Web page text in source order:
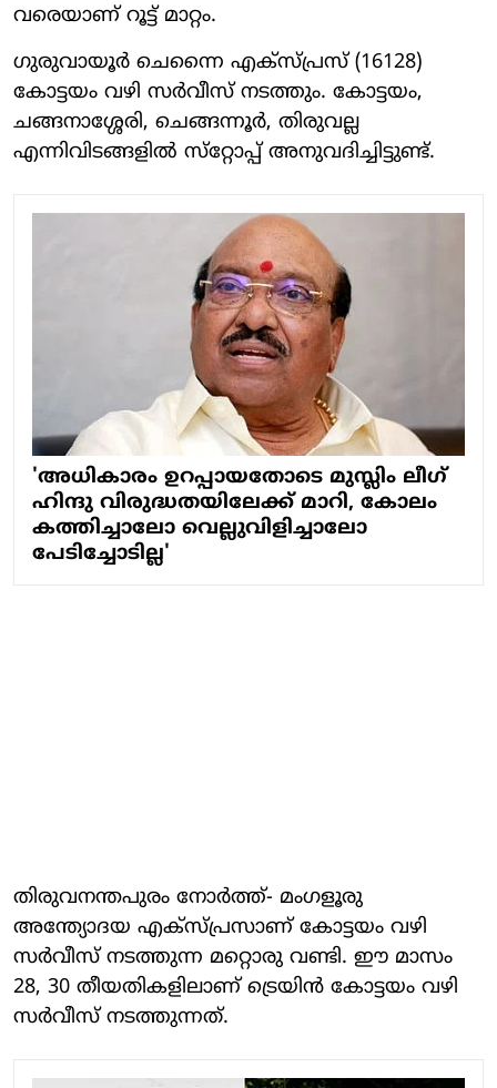
വരെയാണ് റൂട്ട് മാറ്റം.
ഗുരുവായൂര്‍ ചെന്നൈ എക്‌സ്പ്രസ് (16128)
കോട്ടയം വഴി സര്‍വീസ് നടത്തും. കോട്ടയം,
ചങ്ങനാശ്ശേരി, ചെങ്ങന്നൂര്‍, തിരുവല്ല
എന്നിവിടങ്ങളില്‍ സ്‌റ്റോപ്പ് അനുവദിച്ചിട്ടുണ്ട്.
'അധികാരം ഉറപ്പായതോടെ മുസ്ലിം ലീഗ്
ഹിന്ദു വിരുദ്ധതയിലേക്ക് മാറി, കോലം
കത്തിച്ചാലോ വെല്ലുവിളിച്ചാലോ
പേടിച്ചോടില്ല'
തിരുവനന്തപുരം നോര്‍ത്ത്- മംഗളൂരു
അന്ത്യോദയ എക്‌സ്പ്രസാണ് കോട്ടയം വഴി
സര്‍വീസ് നടത്തുന്ന മറ്റൊരു വണ്ടി. ഈ മാസം
28, 30 തീയതികളിലാണ് ട്രെയിന്‍ കോട്ടയം വഴി
സര്‍വീസ് നടത്തുന്നത്.